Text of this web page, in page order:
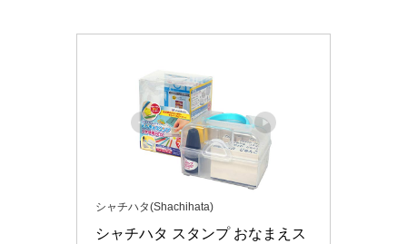
シャチハタ(Shachihata)
シャチハタ スタンプ おなまえス